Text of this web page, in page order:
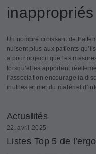
inappropriés
Un nombre croissant de
nuisent plus aux patients
a pour objectif que les
lorsqu’elles apportent
l’association encourage la
inutiles et met du matériel
Actualités
22. avril 2025
Listes Top 5 de